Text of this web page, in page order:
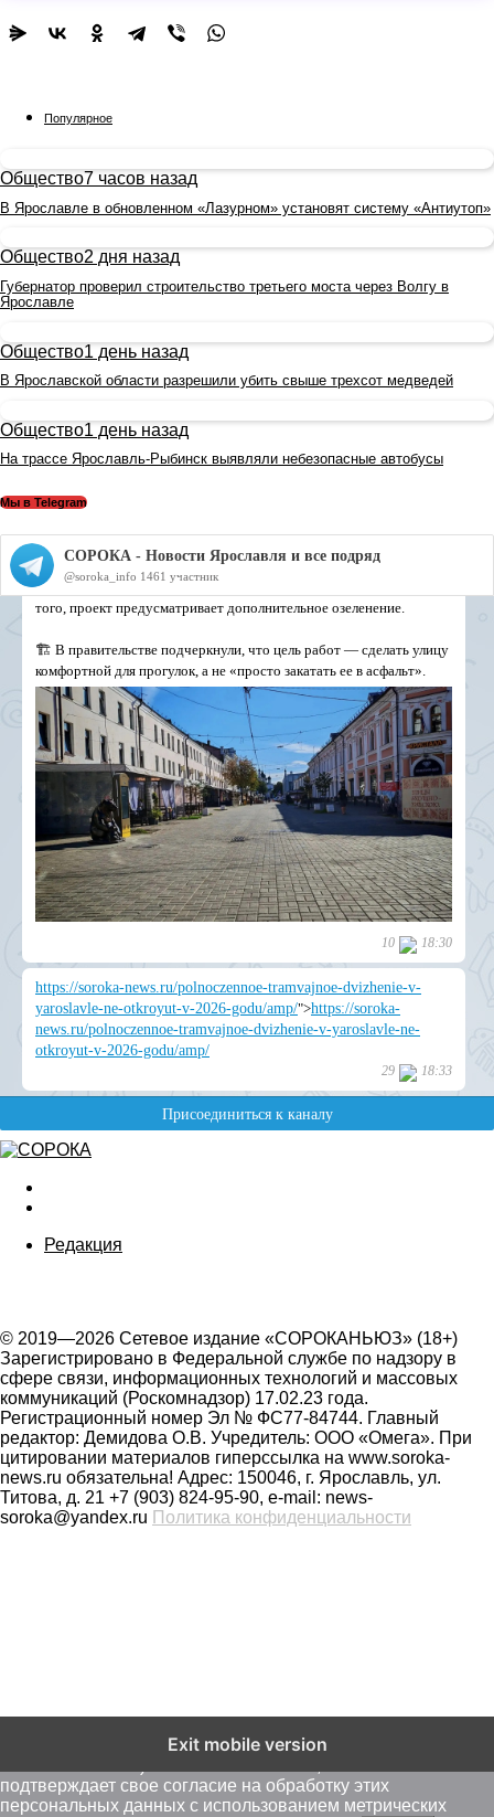
Популярное
Общество7 часов назад
В Ярославле в обновленном «Лазурном» установят систему «Антиутоп»
Общество2 дня назад
Губернатор проверил строительство третьего моста через Волгу в
Ярославле
Общество1 день назад
В Ярославской области разрешили убить свыше трехсот медведей
Общество1 день назад
На трассе Ярославль-Рыбинск выявляли небезопасные автобусы
Мы в Telegram
Редакция
© 2019—2026 Сетевое издание «СОРОКАНЬЮЗ» (18+)
Зарегистрировано в Федеральной службе по надзору в
сфере связи, информационных технологий и массовых
коммуникаций (Роскомнадзор) 17.02.23 года.
Регистрационный номер Эл № ФС77-84744. Главный
редактор: Демидова О.В. Учредитель: ООО «Омега». При
цитировании материалов гиперссылка на www.soroka-
news.ru обязательна! Адрес: 150046, г. Ярославль, ул.
Титова, д. 21 +7 (903) 824-95-90, e-mail: news-
soroka@yandex.ru Политика конфиденциальности
Exit mobile version
пользователей (cookie, данные об IP - адресе и
подтверждает свое согласие на обработку этих
персональных данных c использованием метрических